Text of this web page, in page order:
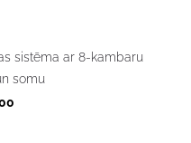
sistēma ar 8-kambaru
somu